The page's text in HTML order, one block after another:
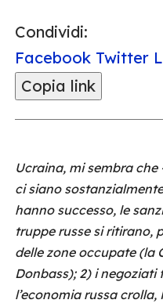
Condividi:
Facebook Twitter
Copia link
Ucraina, mi sembra
ci siano
hanno successo, le
truppe russe si ritirano,
delle zone occupate (la
Donbass); 2) i
l’economia russa